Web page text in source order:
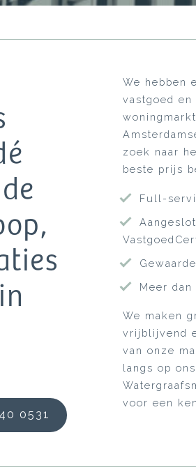
0531
We hebben
vastgoed
zoek naar
beste prijs
Full-
Meer
We maken
vrijblijvend
van onze
langs op
voor een